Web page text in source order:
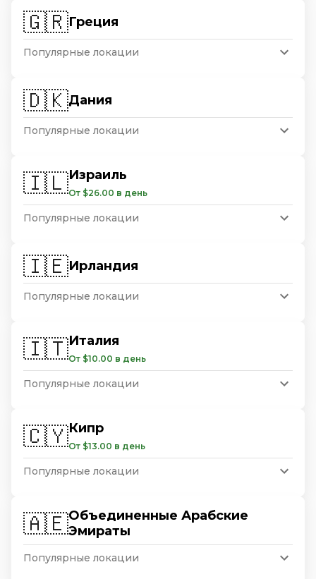
🇬🇷Греция
Популярные локации
🇩🇰Дания
Популярные локации
🇮🇱Израиль
От $26.00 в день
Популярные локации
🇮🇪Ирландия
Популярные локации
🇮🇹Италия
От $10.00 в день
Популярные локации
🇨🇾Кипр
От $13.00 в день
Популярные локации
🇦🇪Объединенные Арабские
Эмираты
Популярные локации